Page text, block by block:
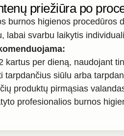
priežiūra po
burnos higienos procedūros
labai svarbu laikytis
kartus per dieną, naudojant
tarpdančius siūlu arba
produktų pirmąsias
profesionalios burnos